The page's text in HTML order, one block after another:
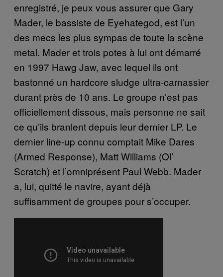
enregistré, je peux vous assurer que Gary
Mader, le bassiste de Eyehategod, est l’un
des mecs les plus sympas de toute la scène
metal. Mader et trois potes à lui ont démarré
en 1997 Hawg Jaw, avec lequel ils ont
bastonné un hardcore sludge ultra-carnassier
durant près de 10 ans. Le groupe n’est pas
officiellement dissous, mais personne ne sait
ce qu’ils branlent depuis leur dernier LP. Le
dernier line-up connu comptait Mike Dares
(Armed Response), Matt Williams (Ol’
Scratch) et l’omniprésent Paul Webb. Mader
a, lui, quitté le navire, ayant déjà
suffisamment de groupes pour s’occuper.